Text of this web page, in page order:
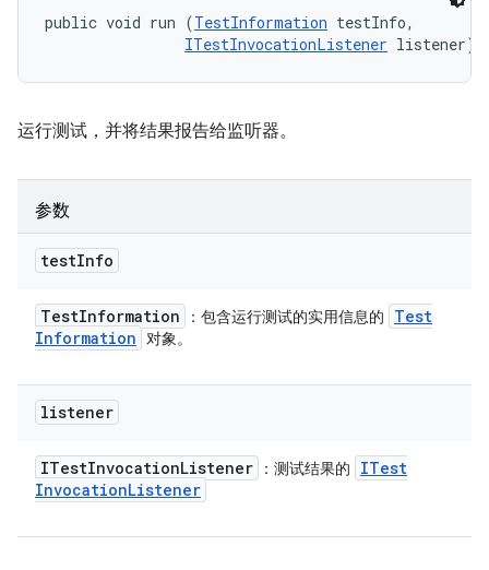
public void run (TestInformation testInfo,
ITestInvocationListener listener)
运行测试，并将结果报告给监听器。
参数
testInfo
TestInformation ：包含运行测试的实用信息的
Test
Information 对象。
listener
ITestInvocationListener ：测试结果的
ITest
InvocationListener